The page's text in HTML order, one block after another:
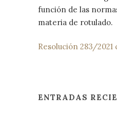
función de las
materia de rotulado.
Resolución 283/2021
ENTRADAS